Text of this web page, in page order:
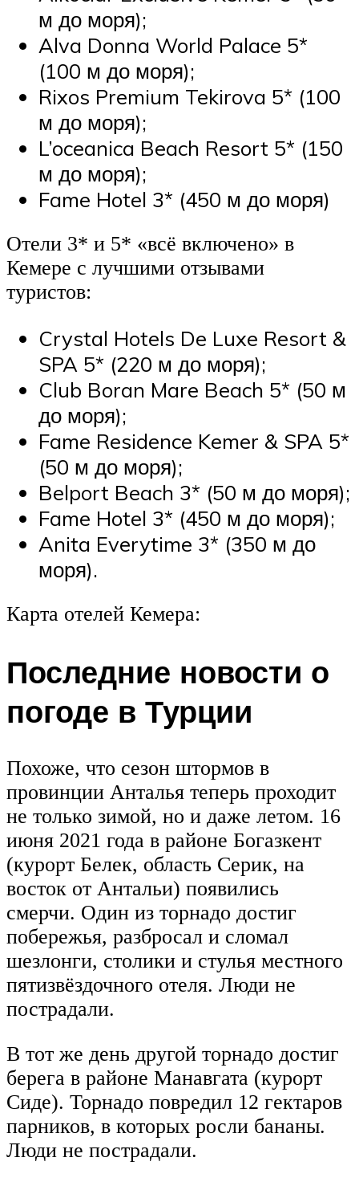
м до моря);
Alva Donna World Palace 5*
(100 м до моря);
Rixos Premium Tekirova 5* (100
м до моря);
L’oceanica Beach Resort 5* (150
м до моря);
Fame Hotel 3* (450 м до моря)
Отели 3* и 5* «всё включено» в
Кемере с лучшими отзывами
туристов:
Crystal Hotels De Luxe Resort &
SPA 5* (220 м до моря);
Club Boran Mare Beach 5* (50 м
до моря);
Fame Residence Kemer & SPA 5*
(50 м до моря);
Belport Beach 3* (50 м до моря);
Fame Hotel 3* (450 м до моря);
Anita Everytime 3* (350 м до
моря).
Карта отелей Кемера:
Последние новости о
погоде в Турции
Похоже, что сезон штормов в
провинции Анталья теперь проходит
не только зимой, но и даже летом. 16
июня 2021 года в районе Богазкент
(курорт Белек, область Серик, на
восток от Антальи) появились
смерчи. Один из торнадо достиг
побережья, разбросал и сломал
шезлонги, столики и стулья местного
пятизвёздочного отеля. Люди не
пострадали.
В тот же день другой торнадо достиг
берега в районе Манавгата (курорт
Сиде). Торнадо повредил 12 гектаров
парников, в которых росли бананы.
Люди не пострадали.